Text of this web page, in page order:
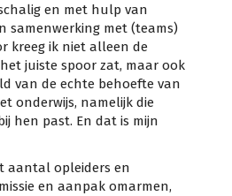
en met hulp van
samenwerking met (teams)
kreeg ik niet alleen de
juiste spoor zat, maar ook
van de echte behoefte van
onderwijs, namelijk die
hen past. En dat is mijn
aantal opleiders en
en aanpak omarmen,